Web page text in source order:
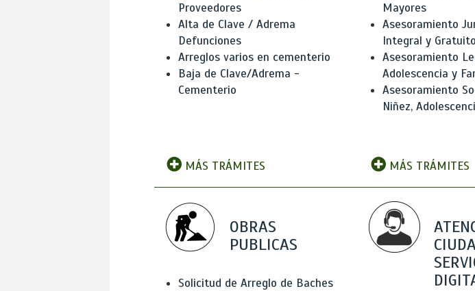
Proveedores
Alta de Clave / Adrema
Defunciones
Arreglos varios en cementerio
Baja de Clave/Adrema -
Cementerio
MÁS TRÁMITES
Mayores
Asesoramiento
Integral y Gratuito
Asesoramiento
Adolescencia y
Asesoramiento
Niñez,
MÁS TRÁMITES
OBRAS
PUBLICAS
Solicitud de Arreglo de Baches